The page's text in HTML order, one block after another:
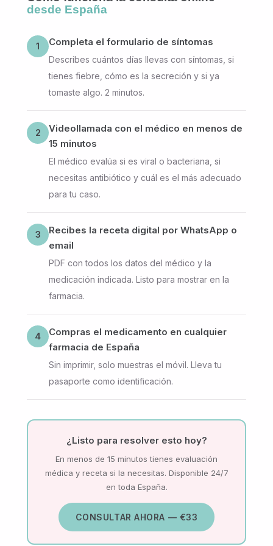
desde España
1 Completa el formulario de síntomas
Describes cuántos días llevas con síntomas, si
tienes fiebre, cómo es la secreción y si ya
tomaste algo. 2 minutos.
2
Videollamada con el médico en menos de
15 minutos
El médico evalúa si es viral o bacteriana, si
necesitas antibiótico y cuál es el más adecuado
para tu caso.
3
Recibes la receta digital por WhatsApp o
email
PDF con todos los datos del médico y la
medicación indicada. Listo para mostrar en la
farmacia.
4
Compras el medicamento en cualquier
farmacia de España
Sin imprimir, solo muestras el móvil. Lleva tu
pasaporte como identificación.
¿Listo para resolver esto hoy?
En menos de 15 minutos tienes evaluación
médica y receta si la necesitas. Disponible 24/7
en toda España.
CONSULTAR AHORA — €33